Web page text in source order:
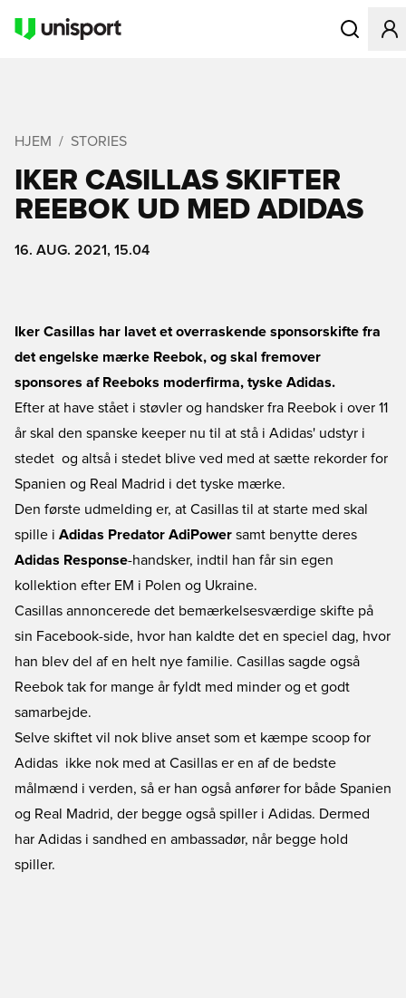
Åbner en
HJEM STORIES
IKER CASILLAS SKIFTER
REEBOK UD MED ADIDAS
16. AUG. 2021, 15.04
Iker Casillas har lavet et overraskende sponsorskifte fra
det engelske mærke Reebok, og skal fremover
sponsores af Reeboks moderfirma, tyske Adidas.
Efter at have stået i støvler og handsker fra Reebok i over 11
år skal den spanske keeper nu til at stå i Adidas' udstyr i
stedet  og altså i stedet blive ved med at sætte rekorder for
Spanien og Real Madrid i det tyske mærke.
Den første udmelding er, at Casillas til at starte med skal
spille i Adidas Predator AdiPower samt benytte deres
Adidas Response-handsker, indtil han får sin egen
kollektion efter EM i Polen og Ukraine.
Casillas annoncerede det bemærkelsesværdige skifte på
sin Facebook-side, hvor han kaldte det en speciel dag, hvor
han blev del af en helt nye familie. Casillas sagde også
Reebok tak for mange år fyldt med minder og et godt
samarbejde.
Selve skiftet vil nok blive anset som et kæmpe scoop for
Adidas  ikke nok med at Casillas er en af de bedste
målmænd i verden, så er han også anfører for både Spanien
og Real Madrid, der begge også spiller i Adidas. Dermed
har Adidas i sandhed en ambassadør, når begge hold
spiller.